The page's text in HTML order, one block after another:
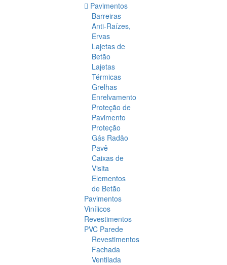
Pavimentos
Barreiras
Anti-Raízes,
Ervas
Lajetas de
Betão
Lajetas
Térmicas
Grelhas
Enrelvamento
Proteção de
Pavimento
Proteção
Gás Radão
Pavê
Caixas de
Visita
Elementos
de Betão
Pavimentos
Vinílicos
Revestimentos
PVC Parede
Revestimentos
Fachada
Ventilada